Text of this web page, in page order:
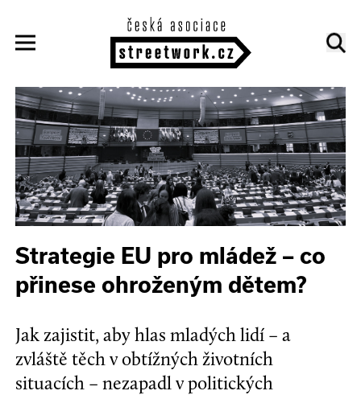
Strategie EU pro mládež – co
přinese ohroženým dětem?
Jak zajistit, aby hlas mladých lidí – a
zvláště těch v obtížných životních
situacích – nezapadl v politických